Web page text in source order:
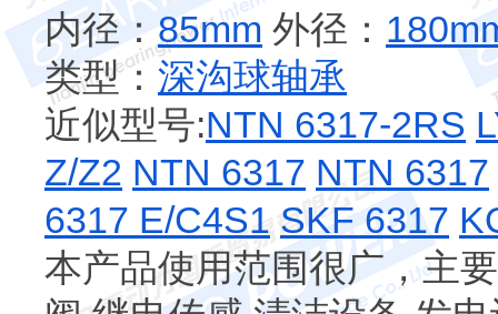
内径： 85mm 外径：
类型： 深沟球轴承
近似型号:NTN 6317-2RS
Z/Z2 NTN 6317 NTN 6317
6317 E/C4S1 SKF 6317
本产品使用范围很广，主